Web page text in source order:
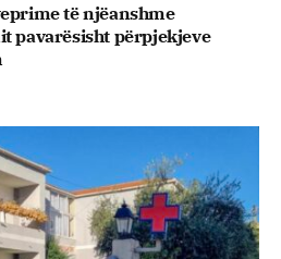
të njëanshme
pavarësisht përpjekjeve